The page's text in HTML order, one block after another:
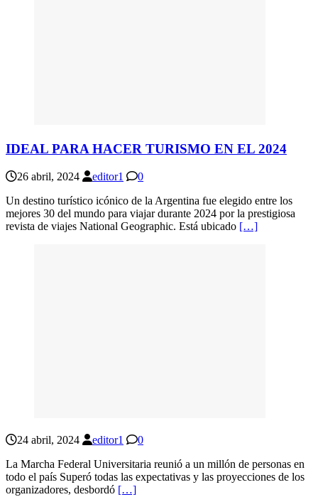
IDEAL PARA HACER TURISMO EN EL 2024
26 abril, 2024 editor1
0
Un destino turístico icónico de la Argentina fue elegido entre los
mejores 30 del mundo para viajar durante 2024 por la prestigiosa
revista de viajes National Geographic. Está ubicado […]
24 abril, 2024 editor1
0
La Marcha Federal Universitaria reunió a un millón de personas en
todo el país Superó todas las expectativas y las proyecciones de los
organizadores, desbordó […]